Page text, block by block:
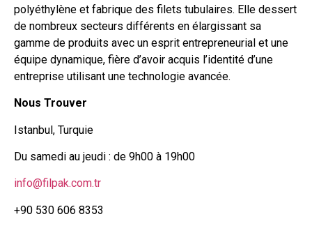
polyéthylène et fabrique des filets tubulaires. Elle dessert
de nombreux secteurs différents en élargissant sa
gamme de produits avec un esprit entrepreneurial et une
équipe dynamique, fière d’avoir acquis l’identité d’une
entreprise utilisant une technologie avancée.
Nous Trouver
Istanbul, Turquie
Du samedi au jeudi : de 9h00 à 19h00
info@filpak.com.tr
+90 530 606 8353